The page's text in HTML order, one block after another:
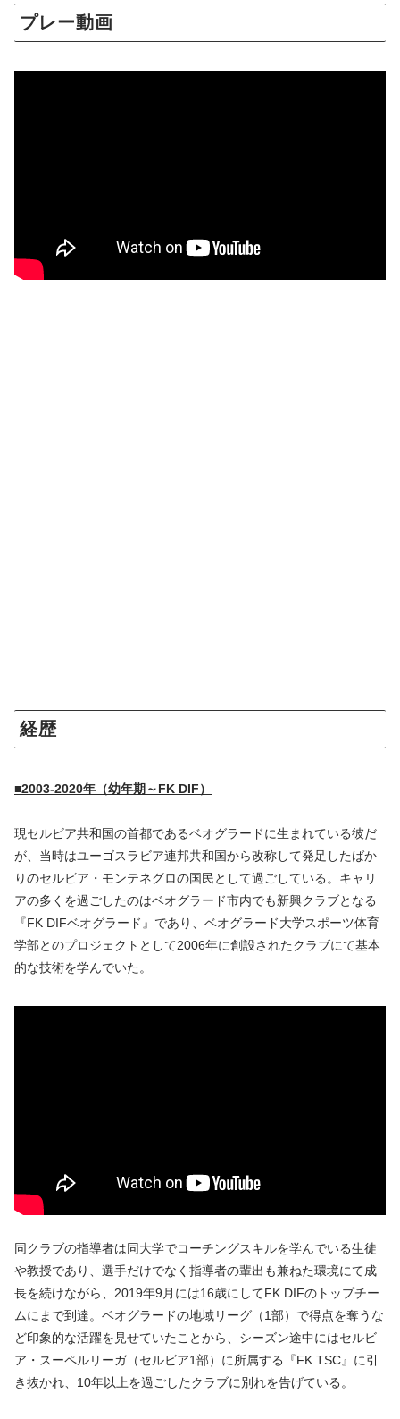
プレー動画
経歴
■2003-2020年（幼年期～FK DIF）
現セルビア共和国の首都であるベオグラードに生まれている彼だ
が、当時はユーゴスラビア連邦共和国から改称して発足したばか
りのセルビア・モンテネグロの国民として過ごしている。キャリ
アの多くを過ごしたのはベオグラード市内でも新興クラブとなる
『FK DIFベオグラード』であり、ベオグラード大学スポーツ体育
学部とのプロジェクトとして2006年に創設されたクラブにて基本
的な技術を学んでいた。
同クラブの指導者は同大学でコーチングスキルを学んでいる生徒
や教授であり、選手だけでなく指導者の輩出も兼ねた環境にて成
長を続けながら、2019年9月には16歳にしてFK DIFのトップチー
ムにまで到達。ベオグラードの地域リーグ（1部）で得点を奪うな
ど印象的な活躍を見せていたことから、シーズン途中にはセルビ
ア・スーペルリーガ（セルビア1部）に所属する『FK TSC』に引
き抜かれ、10年以上を過ごしたクラブに別れを告げている。